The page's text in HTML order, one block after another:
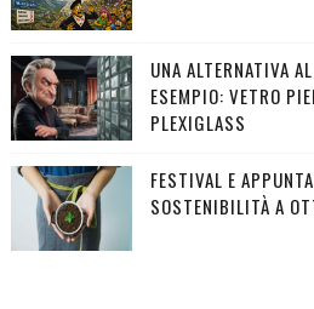
UNA ALTERNATIVA
ESEMPIO: VETRO
PLEXIGLASS
FESTIVAL E
SOSTENIBILITÀ A